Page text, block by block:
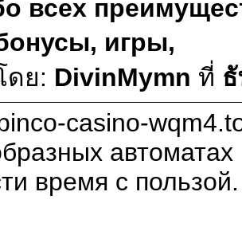
всех
игры,
ดย: DivinMymn ที่
casino-
время с пользой.